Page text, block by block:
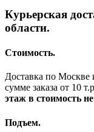
Курьерская
области.
Стоимость.
Доставка по Москве
сумме заказа от 10
этаж в стоимость
Подъем.